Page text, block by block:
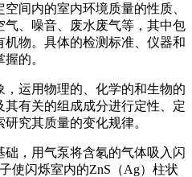
间内的室内环境质量的性质、
、噪音、废水废气等，其中包
物。具体的检测标准、仪器和
的。
运用物理的、化学的和生物的
有关的组成成分进行定性、定
究其质量的变化规律。
，用气泵将含氡的气体吸入闪
使闪烁室内的ZnS（Ag）柱状